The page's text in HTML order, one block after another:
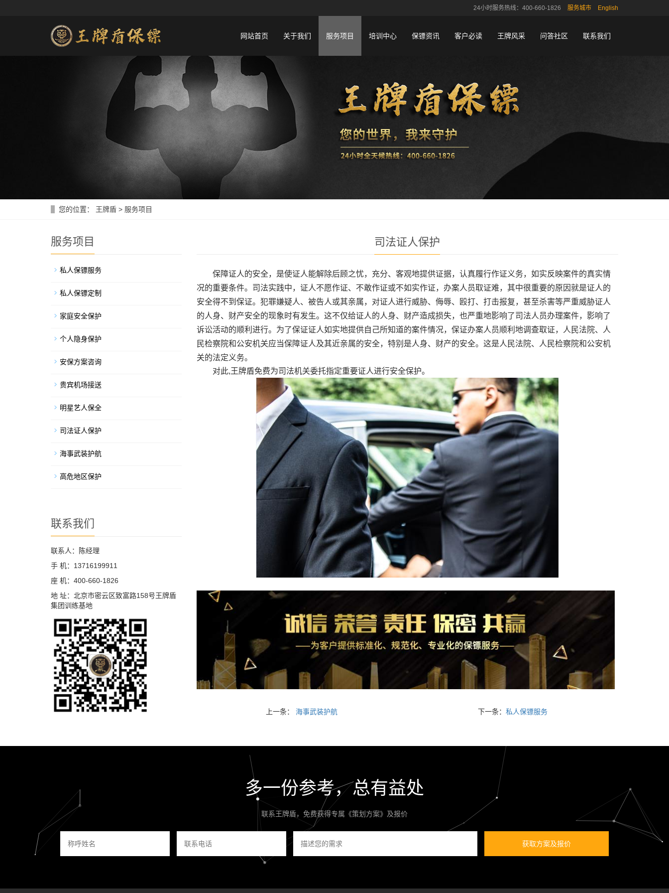
24小时服务热线：400-660-1826 服务城市 English
网站首页 关于我们 服务项目 培训中心 保镖资讯 客户必读 王牌风采 问答社区 联系我们
您的位置： 王牌盾 > 服务项目
司法证人保护
保障证人的安全，是使证人能解除后顾之忧，充分、客观地提供证据，认真履行作证义务，如实反映案件的真实情
况的重要条件。司法实践中，证人不愿作证、不敢作证或不如实作证，办案人员取证难，其中很重要的原因就是证人的
安全得不到保证。犯罪嫌疑人、被告人或其亲属，对证人进行威胁、侮辱、殴打、打击报复，甚至杀害等严重威胁证人
的人身、财产安全的现象时有发生。这不仅给证人的人身、财产造成损失，也严重地影响了司法人员办理案件，影响了
诉讼活动的顺利进行。为了保证证人如实地提供自己所知道的案件情况，保证办案人员顺利地调查取证，人民法院、人
民检察院和公安机关应当保障证人及其近亲属的安全，特别是人身、财产的安全。这是人民法院、人民检察院和公安机
关的法定义务。
对此,王牌盾免费为司法机关委托指定重要证人进行安全保护。
上一条：海事武装护航 下一条：私人保镖服务
服务项目
私人保镖服务
私人保镖定制
家庭安全保护
个人隐身保护
安保方案咨询
贵宾机场接送
明星艺人保全
司法证人保护
海事武装护航
高危地区保护
联系我们
联系人：陈经理
手 机：13716199911
座 机：400-660-1826
地 址：北京市密云区致富路158号王牌盾
集团训练基地
多一份参考，总有益处
联系王牌盾，免费获得专属《策划方案》及报价
获取方案及报价